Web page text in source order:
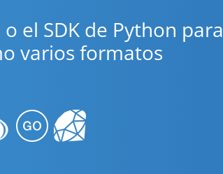
el SDK de Python para
varios formatos